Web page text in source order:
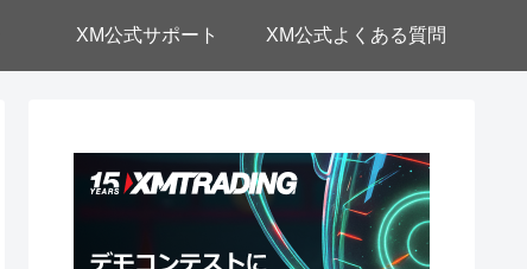
XM公式サポート XM公式よくある質問